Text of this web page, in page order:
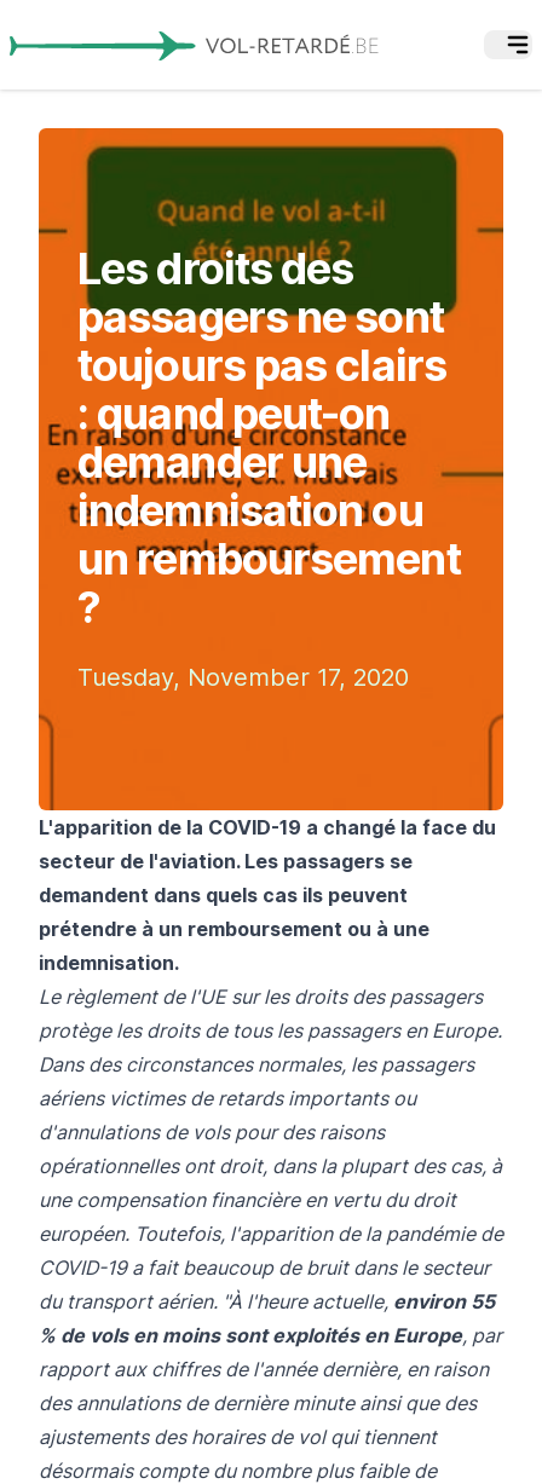
Les droits des
passagers ne sont
toujours pas clairs
: quand peut-on
demander une
indemnisation ou
un remboursement
?
Tuesday, November 17, 2020
L'apparition de la COVID-19 a changé la face du
secteur de l'aviation. Les passagers se
demandent dans quels cas ils peuvent
prétendre à un remboursement ou à une
indemnisation.
Le règlement de l'UE sur les droits des passagers
protège les droits de tous les passagers en Europe.
Dans des circonstances normales, les passagers
aériens victimes de retards importants ou
d'annulations de vols pour des raisons
opérationnelles ont droit, dans la plupart des cas, à
une compensation financière en vertu du droit
européen. Toutefois, l'apparition de la pandémie de
COVID-19 a fait beaucoup de bruit dans le secteur
du transport aérien. "À l'heure actuelle, environ 55
% de vols en moins sont exploités en Europe, par
rapport aux chiffres de l'année dernière, en raison
des annulations de dernière minute ainsi que des
ajustements des horaires de vol qui tiennent
désormais compte du nombre plus faible de